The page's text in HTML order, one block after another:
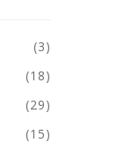
(3)
(18)
(29)
(15)